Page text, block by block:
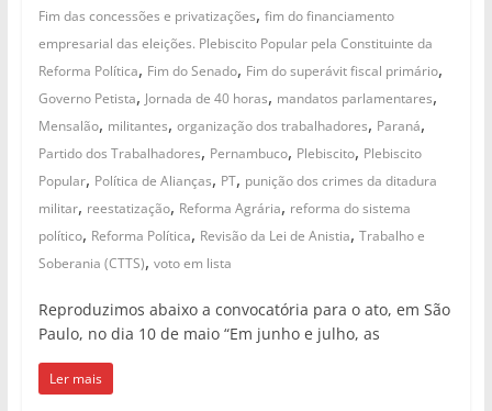
Fim das concessões e privatizações, fim do financiamento
empresarial das eleições. Plebiscito Popular pela Constituinte da
Reforma Política, Fim do Senado, Fim do superávit fiscal primário,
Governo Petista, Jornada de 40 horas, mandatos parlamentares,
Mensalão, militantes, organização dos trabalhadores, Paraná,
Partido dos Trabalhadores, Pernambuco, Plebiscito, Plebiscito
Popular, Política de Alianças, PT, punição dos crimes da ditadura
militar, reestatização, Reforma Agrária, reforma do sistema
político, Reforma Política, Revisão da Lei de Anistia, Trabalho e
Soberania (CTTS), voto em lista
Reproduzimos abaixo a convocatória para o ato, em São
Paulo, no dia 10 de maio “Em junho e julho, as
Ler mais